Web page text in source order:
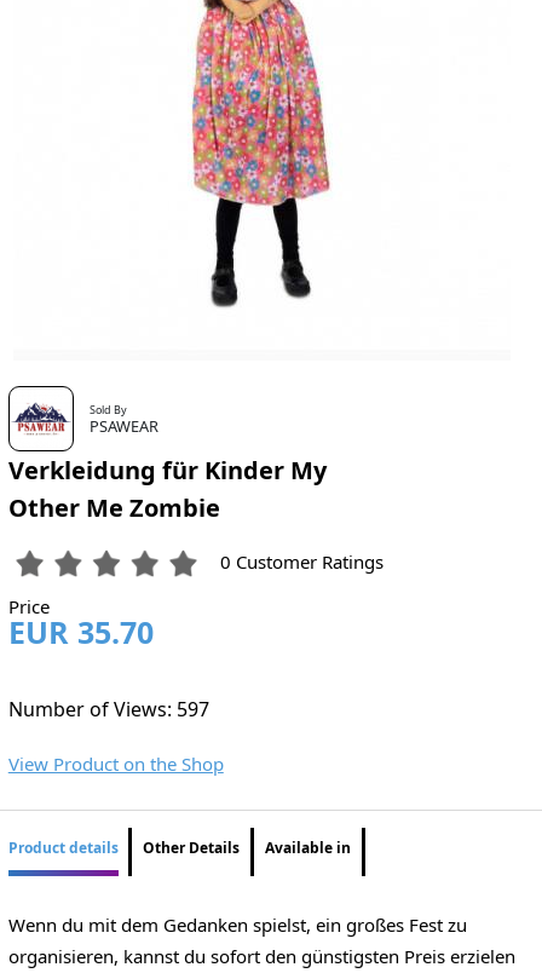
Sold By
PSAWEAR
Verkleidung für Kinder My
Other Me Zombie
0 Customer Ratings
Price
EUR 35.70
Number of Views: 597
View Product on the Shop
Product details Other Details Available in
Wenn du mit dem Gedanken spielst, ein großes Fest zu
organisieren, kannst du sofort den günstigsten Preis erzielen